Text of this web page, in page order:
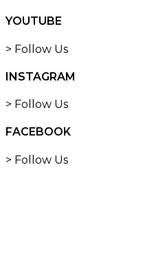
YOUTUBE
> Follow Us
INSTAGRAM
> Follow Us
FACEBOOK
> Follow Us